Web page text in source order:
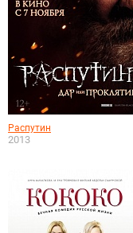
Распутин
2013